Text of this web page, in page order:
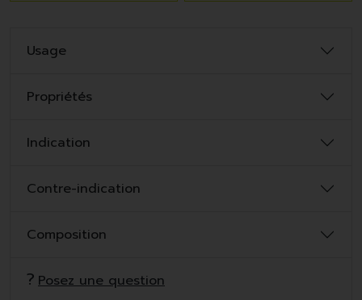
Usage
Propriétés
Indication
Contre-indication
Composition
Posez une question